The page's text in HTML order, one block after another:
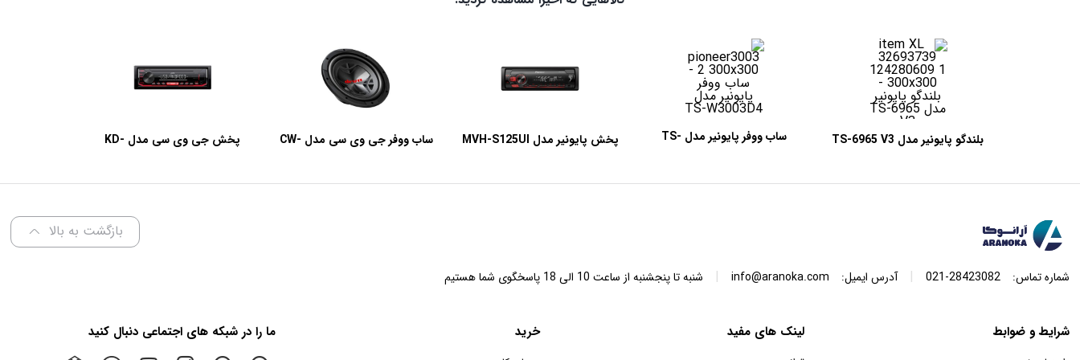
بلندگو پایونیر مدل TS-6965 V3
ساب ووفر پایونیر مدل TS-
پخش پایونیر مدل MVH-S125UI
ساب ووفر جی وی سی مدل CW-
پخش جی وی سی مدل KD-
بازگشت به بالا
شماره تماس: 28423082-021
| آدرس ایمیل: info@aranoka.com
| شنبه تا پنجشنبه از ساعت 10 الی 18 پاسخگوی شما هستیم
شرایط و ضوابط لینک های مفید خرید ما را در شبکه های اجتماعی دنبال کنید